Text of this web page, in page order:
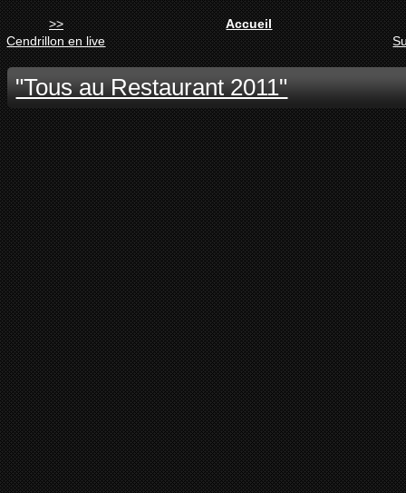
>>
Cendrillon en live
Accueil
"Tous au Restaurant 2011"